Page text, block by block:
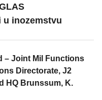
u inozemstvu
– Joint Mil Functions
Directorate, J2
HQ Brunssum, K.